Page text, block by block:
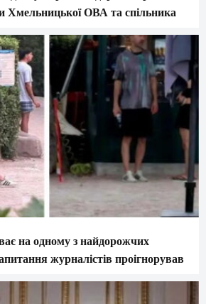
Хмельницької ОВА та спільника
на одному з найдорожчих
журналістів проігнорував